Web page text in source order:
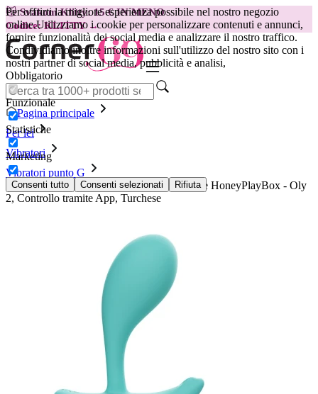
Per offrirti la migliore esperienza possibile nel nostro negozio
online.Utilizziamo i cookie per personalizzare contenuti e annunci,
fornire funzionalità dei social media e analizzare il nostro traffico.
Condividiamo inoltre informazioni sull'utilizzo del nostro sito con i
nostri partner di social media, pubblicità e analisi,
Obbligatorio
Funzionale
Statistiche
Marketing
Consenti tutto Consenti selezionati Rifiuta
😽Svakom Klitty: 15 € IN MENO
Codice: KLITTY →
Pagina principale
Per lei
Vibratori
Vibratori punto G
Vibratore Indossabile per Punto G e Clitoride HoneyPlayBox - Oly
2, Controllo tramite App, Turchese